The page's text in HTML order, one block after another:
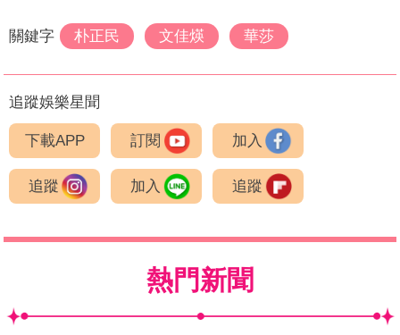
關鍵字 朴正民 文佳煐 華莎
追蹤娛樂星聞
下載APP 訂閱 加入
追蹤 加入 追蹤
熱門新聞